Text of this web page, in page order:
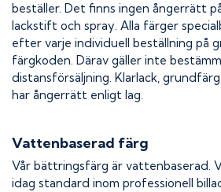
beställer. Det finns ingen ångerrätt
lackstift och spray. Alla färger
efter varje individuell beställning på
färgkoden. Därav gäller inte
distansförsäljning. Klarlack,
har ångerrätt enligt lag.
Vattenbaserad färg
Vår bättringsfärg är vattenbaserad.
idag standard inom professionell